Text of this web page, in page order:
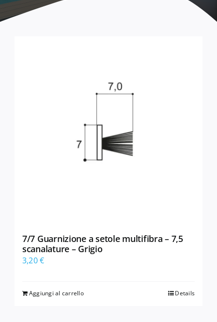
7/7 Guarnizione a setole multifibra – 7,5
scanalature – Grigio
3,20€
Aggiungi al carrello Details